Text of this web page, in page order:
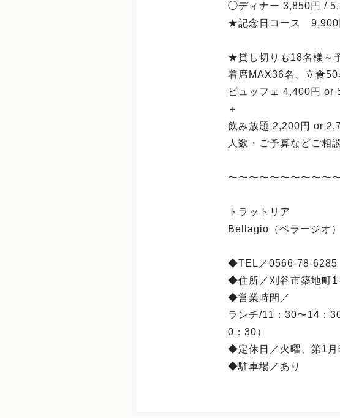
◯ディナー 3,850円 /
★記念日コース 9,900
★貸し切りも18名様～
着席MAX36名、立食
ビュッフェ 4,400円 or
＋
飲み放題 2,200円 or
人数・ご予算などご相
〜〜〜〜〜〜〜〜〜〜
トラットリア
Bellagio（ベラージオ）
◆TEL／0566-78-6285
◆住所／刈谷市築地町
◆営業時間／
ランチ/11：30〜14：
0：30）
◆定休日／火曜、第1月
◆駐車場／あり